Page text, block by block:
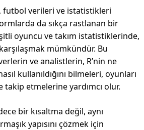
futbol verileri ve istatistikleri
da sıkça rastlanan bir
oyuncu ve takım istatistiklerinde,
mümkündür. Bu
ve analistlerin, R’nin ne
kullanıldığını bilmeleri, oyunları
etmelerine yardımcı olur.
bir kısaltma değil, aynı
yapısını çözmek için